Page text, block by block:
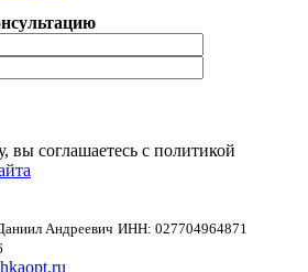
соглашаетесь с политикой
Андреевич ИНН: 027704964871